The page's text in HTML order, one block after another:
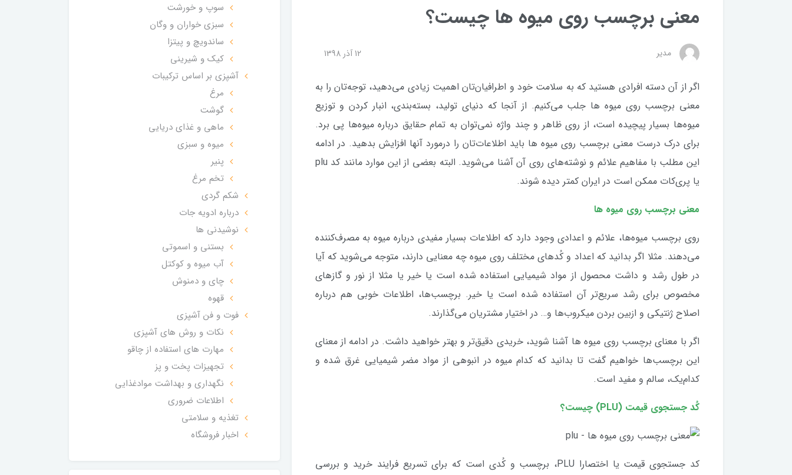
معنی برچسب روی میوه ها چیست؟
مدیر 12 آذر 1398
اگر از آن دسته افرادی هستید که به سلامت خود و اطرافیان‌تان اهمیت زیادی می‌دهید، توجه‌تان را به
معنی برچسب روی میوه ها جلب می‌کنیم. از آنجا که دنیای تولید، بسته‌بندی، انبار کردن و توزیع
میوه‌ها بسیار پیچیده است، از روی ظاهر و چند واژه نمی‌توان به تمام حقایق درباره میوه‌ها پی برد.
برای درک درست معنی برچسب روی میوه ها باید اطلاعات‌تان را درمورد آنها افزایش بدهید. در ادامه
این مطلب با مفاهیم علائم و نوشته‌های روی آن آشنا می‌شوید. البته بعضی از این موارد مانند کد plu
یا پری‌کات ممکن است در ایران کمتر دیده شوند.
معنی برچسب روی میوه ها
روی برچسب میوه‌ها، علائم و اعدادی وجود دارد که اطلاعات بسیار مفیدی درباره میوه به مصرف‌کننده
می‌دهند. مثلا اگر بدانید که اعداد و کُدهای مختلف روی میوه چه معنایی دارند، متوجه می‌شوید که آیا
در طول رشد و داشت محصول از مواد شیمیایی استفاده شده است یا خیر یا مثلا از نور و گازهای
مخصوص برای رشد سریع‌تر آن استفاده شده است یا خیر. برچسب‌ها، اطلاعات خوبی هم درباره
اصلاح ژنتیکی و ازبین بردن میکروب‌ها و… در اختیار مشتریان می‌گذارند.
اگر با معنای برچسب روی میوه ها آشنا شوید، خریدی دقیق‌تر و بهتر خواهید داشت. در ادامه از معنای
این برچسب‌ها خواهیم گفت تا بدانید که کدام میوه در انبوهی از مواد مضر شیمیایی غرق شده و
کدام‌یک، سالم و مفید است.
کُد جستجوی قیمت (PLU) چیست؟
کد جستجوی قیمت یا اختصارا PLU، برچسب و کُدی است که برای تسریع فرایند خرید و بررسی
سوپ و خورشت
سبزی خواران و وگان
ساندویچ و پیتزا
کیک و شیرینی
آشپزی بر اساس ترکیبات
مرغ
گوشت
ماهی و غذای دریایی
میوه و سبزی
پنیر
تخم مرغ
شکم گردی
درباره ادویه جات
نوشیدنی ها
بستنی و اسموتی
آب میوه و کوکتل
چای و دمنوش
قهوه
فوت و فن آشپزی
نکات و روش های آشپزی
مهارت های استفاده از چاقو
تجهیزات پخت و پز
نگهداری و بهداشت موادغذایی
اطلاعات ضروری
تغذیه و سلامتی
اخبار فروشگاه